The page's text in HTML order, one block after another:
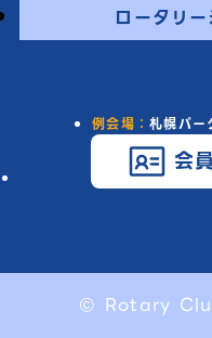
ロータリ
例会場：札幌パー
会
© Rotary